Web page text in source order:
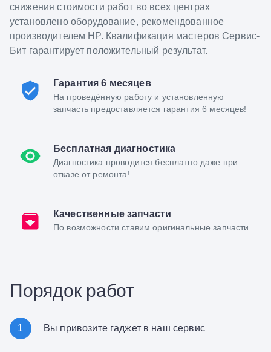
снижения стоимости работ во всех центрах
установлено оборудование, рекомендованное
производителем HP. Квалификация мастеров Сервис-
Бит гарантирует положительный результат.
Гарантия 6 месяцев
На проведённую работу и установленную
запчасть предоставляется гарантия 6 месяцев!
Бесплатная диагностика
Диагностика проводится бесплатно даже при
отказе от ремонта!
Качественные запчасти
По возможности ставим оригинальные запчасти
Порядок работ
1 Вы привозите гаджет в наш сервис